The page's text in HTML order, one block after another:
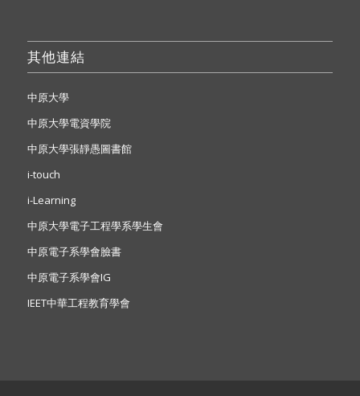
其他連結
中原大學
中原大學電資學院
中原大學張靜愚圖書館
i-touch
i-Learning
中原大學電子工程學系學生會
中原電子系學會臉書
中原電子系學會IG
IEET中華工程教育學會